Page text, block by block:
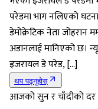
परेडमा भाग नलिएको
डेमोक्रेटिक नेता जोहरान
अडानलाई मानिएको छ।
इजरायल डे परेड, […]
थप पढ्नुहोस्
आजको सुन र चाँदीको दर